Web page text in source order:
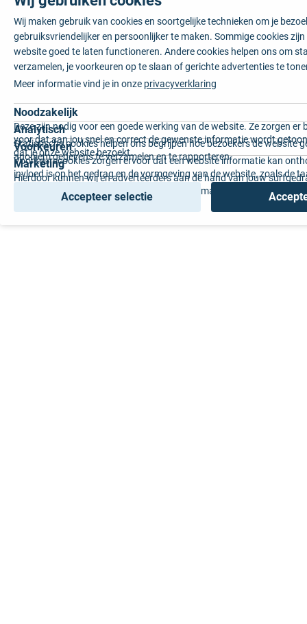
Wij maken gebruik van cookies en soortgelijke technieken om je
gebruiksvriendelijker en persoonlijker te maken. Sommige cookies
website goed te laten functioneren. Andere cookies helpen ons om
verzamelen, je voorkeuren op te slaan of gerichte advertenties te
Meer informatie vind je in onze privacyverklaring
Noodzakelijk
Deze zijn nodig voor een goede werking van de website. Ze zorgen er
voor dat aan jou snel en correct de gewenste informatie wordt
dat je onze website bezoekt.
Analytisch
Statistische cookies helpen ons begrijpen hoe bezoekers de website
anoniem gegevens te verzamelen en te rapporteren.
Voorkeuren
Voorkeurscookies zorgen ervoor dat een website informatie kan
invloed is op het gedrag en de vormgeving van de website, zoals de
voorkeur of de regio waar u woont.
Marketing
Hierdoor kunnen wij en adverteerders aan de hand van jouw
gepersonaliseerde online advertenties en op maat gemaakte content
Accepteer selectie